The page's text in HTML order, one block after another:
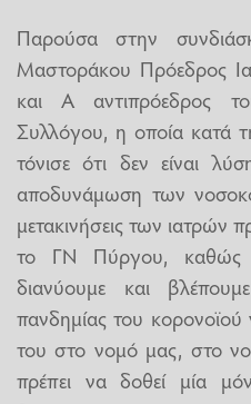
Παρούσα στην
Μαστοράκου Πρόεδρος
και Α αντιπρόεδρος
Συλλόγου, η οποία κατά
τόνισε ότι δεν είναι
αποδυνάμωση των
μετακινήσεις των ιατρών
το ΓΝ Πύργου, καθώς
διανύουμε και
πανδημίας του κορονοϊού
του στο νομό μας, στο
πρέπει να δοθεί μία